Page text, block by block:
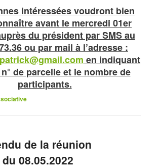
intéressées voudront bien
avant le mercredi 01er
du président par SMS au
ou par mail à l’adresse :
en indiquant
de parcelle et le nombre de
participants.
de la réunion
08.05.2022